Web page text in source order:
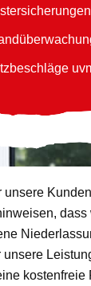
dass
kostenfreie